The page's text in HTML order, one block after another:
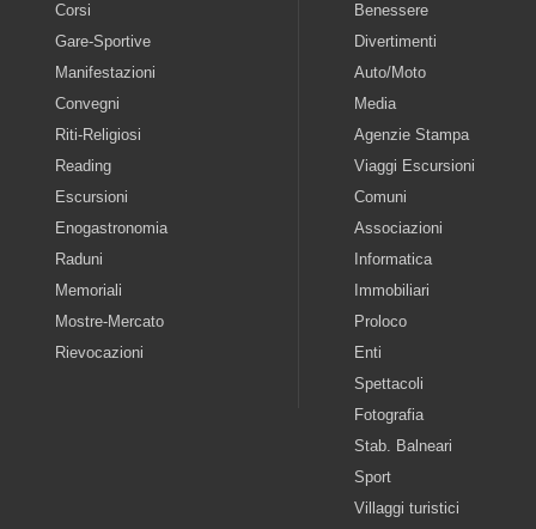
Corsi
Gare-Sportive
Manifestazioni
Convegni
Riti-Religiosi
Reading
Escursioni
Enogastronomia
Raduni
Memoriali
Mostre-Mercato
Rievocazioni
Benessere
Divertimenti
Auto/Moto
Media
Agenzie Stampa
Viaggi Escursioni
Comuni
Associazioni
Informatica
Immobiliari
Proloco
Enti
Spettacoli
Fotografia
Stab. Balneari
Sport
Villaggi turistici